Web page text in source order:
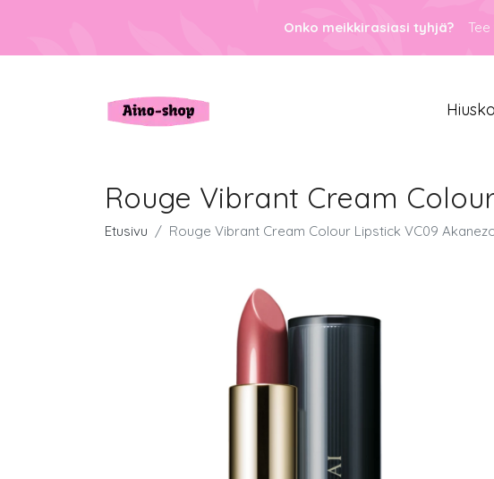
Onko meikkirasiasi tyhjä?
Rouge Vibrant Cream
Etusivu Rouge Vibrant Cream Colour Lipstick VC09